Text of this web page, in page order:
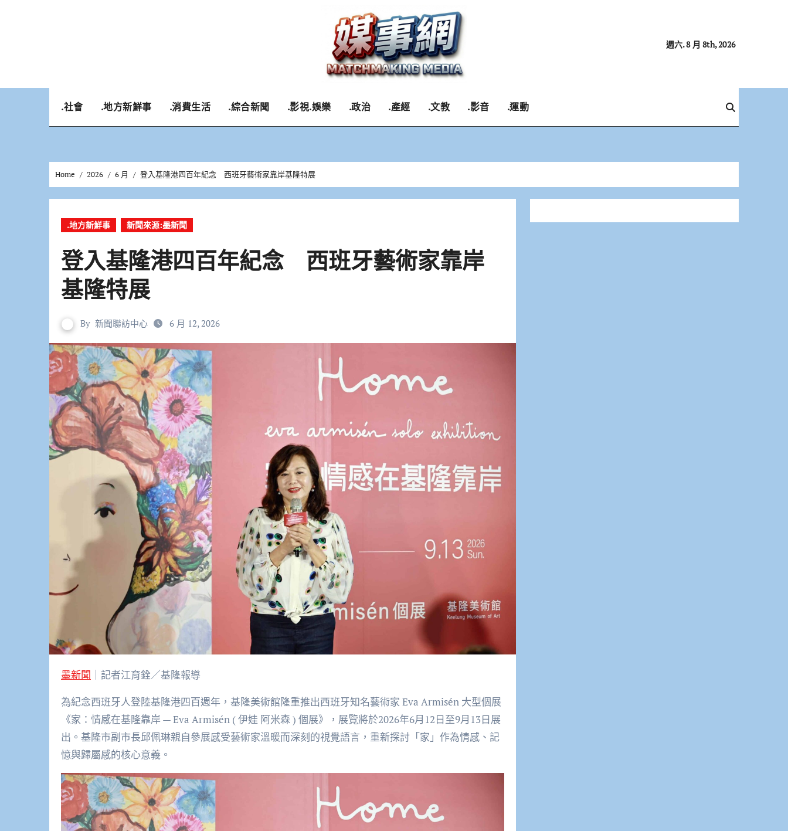
週六. 8 月 8th, 2026
.社會 .地方新鮮事 .消費生活 .綜合新聞 .影視.娛樂 .政治 .產經 .文教 .影音 .運動
Home 2026 6 月 登入基隆港四百年紀念 西班牙藝術家靠岸基隆特展
.地方新鮮事 新聞來源:墨新聞
登入基隆港四百年紀念 西班牙藝術家靠岸
基隆特展
By 新聞聯訪中心 6 月 12, 2026
墨新聞 ｜記者江育銓／基隆報導
為紀念西班牙人登陸基隆港四百週年，基隆美術館隆重推出西班牙知名藝術家 Eva Armisén 大型個展
《家：情感在基隆靠岸 — Eva Armisén ( 伊娃 阿米森 ) 個展》，展覽將於2026年6月12日至9月13日展
出。基隆市副市長邱佩琳親自參展感受藝術家溫暖而深刻的視覺語言，重新探討「家」作為情感、記
憶與歸屬感的核心意義。